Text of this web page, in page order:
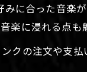
に合った音楽
楽に浸れる点も
クの注文や支払